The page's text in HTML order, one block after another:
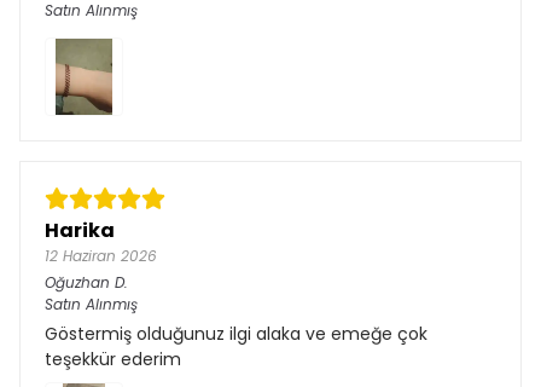
Satın Alınmış
Harika
12 Haziran 2026
Oğuzhan D.
Satın Alınmış
Göstermiş olduğunuz ilgi alaka ve emeğe çok
teşekkür ederim